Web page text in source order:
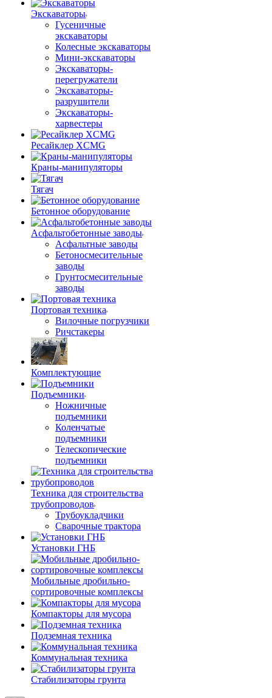
Экскаваторы
Гусеничные
экскаваторы
Колесные экскаваторы
Мини-экскаваторы
Экскаваторы-
перегружатели
Экскаваторы-
разрушители
Экскаваторы-
харвестеры
Ресайклер XCMG
Краны-манипуляторы
Тягач
Бетонное оборудование
Асфальтобетонные заводы
Асфальтные заводы
Бетоносмесительные
заводы
Грунтосмесительные
заводы
Портовая техника
Вилочные погрузчики
Ричстакеры
Комплектующие
Подъемники
Ножничные
подъемники
Коленчатые
подъемники
Телескопические
подъемники
Техника для строительства
трубопроводов
Трубоукладчики
Сварочные трактора
Установки ГНБ
Мобильные дробильно-
сортировочные комплексы
Компакторы для мусора
Подземная техника
Коммунальная техника
Стабилизаторы грунта